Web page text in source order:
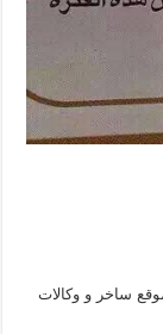
ساخر و وكالات